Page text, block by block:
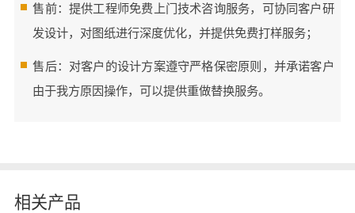
售前：提供工程师免费上门技术咨询服务，可协同客户研
发设计，对图纸进行深度优化，并提供免费打样服务；
售后：对客户的设计方案遵守严格保密原则，并承诺客户
由于我方原因操作，可以提供重做替换服务。
相关产品